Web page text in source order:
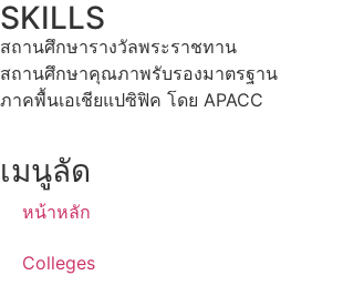
SKILLS
สถานศึกษารางวัลพระราชทาน
สถานศึกษาคุณภาพรับรองมาตรฐาน
ภาคพื้นเอเชียแปซิฟิค โดย APACC
เมนูลัด
หน้าหลัก
Colleges